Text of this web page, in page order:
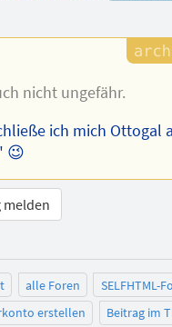
nicht ungefähr.
ich mich Ottogal
😉
melden
alle Foren SELFHTML-
erstellen
Beitrag im